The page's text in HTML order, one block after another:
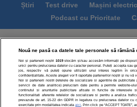
Știri Test drive Mașini
Podcast cu Prioritate
Termeni si conditii
Politica
Politica de cookies
Echipa
Modifică Setările
Nouă ne pasă ca datele tale personale să rămână
Noi și partenerii noștri 1019stocăm și/sau accesăm informații pe
unici pentru prelucrarea datelor cu caracter personal. Puteți accepta sau
jos, respectiv vă puteți opune utilizării unui interes legitim în
confidențialitate. Aceste alegeri vor fi raportate partenerilor noștri și nu vă
Noi si partenerii nostri (retelele de socializare si agentiile de publicitate
servicii de date analitice) prelucram date pentru a permite website-
continutul si anunturile publicitare afisate in functie de interesele
functionalitati aferente retelelor de socializare si pentru a analiza
prevazute de art. 15-22 din GDPR in legatura cu prelucrarea datelor cu
exercitate prin modalitatea indicataaici . Prin click pe “ACCEPT TOATE”,